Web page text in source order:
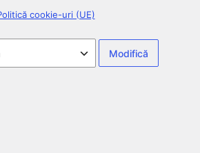
cookie-uri (UE)